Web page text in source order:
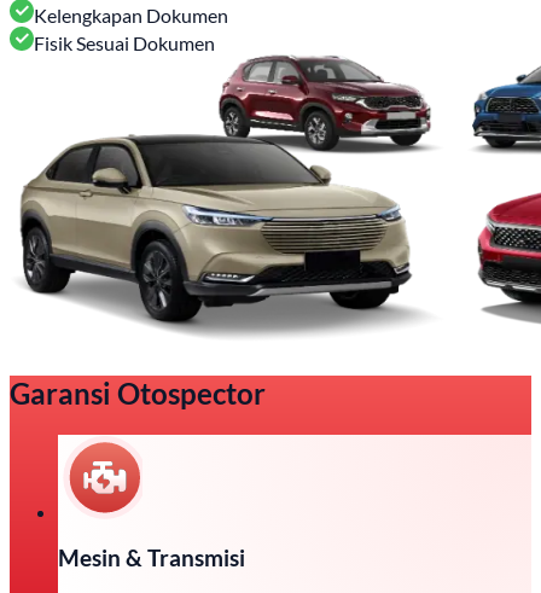
Kelengkapan Dokumen
Fisik Sesuai Dokumen
Garansi Otospector
Mesin & Transmisi